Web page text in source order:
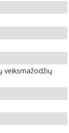
veiksmažodžių